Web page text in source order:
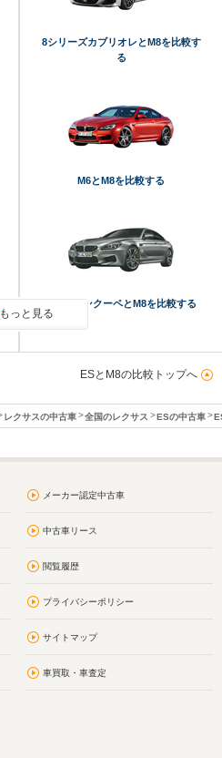
8シリーズカブリオレとM8を比較す
る
M6とM8を比較する
M6 グランクーペとM8を比較する
もっと見る
ESとM8の比較トップへ
レクサスの中古車 全国のレクサス ESの中古車
メーカー認定中古車
中古車リース
閲覧履歴
プライバシーポリシー
サイトマップ
車買取・車査定